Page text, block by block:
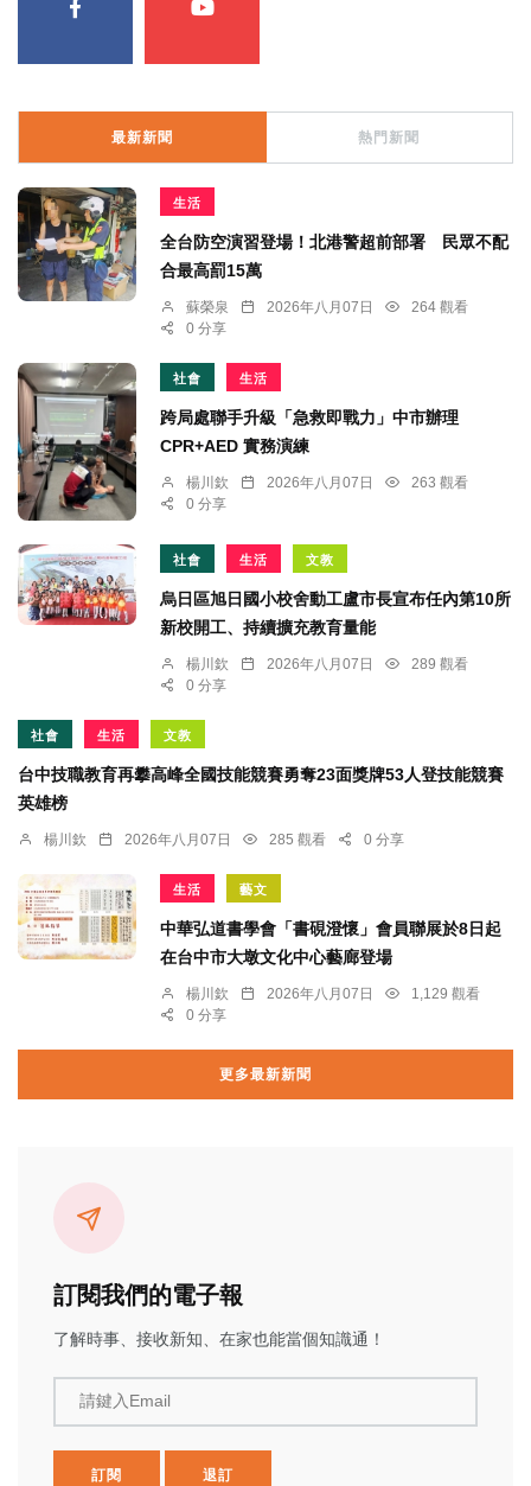
最新新聞 熱門新聞
生活
全台防空演習登場！北港警超前部署 民眾不配
合最高罰15萬
蘇榮泉 2026年八月07日
264 觀看
0 分享
社會 生活
跨局處聯手升級「急救即戰力」中市辦理
CPR+AED 實務演練
楊川欽 2026年八月07日
263 觀看
0 分享
社會 生活 文教
烏日區旭日國小校舍動工盧市長宣布任內第10所
新校開工、持續擴充教育量能
楊川欽 2026年八月07日
289 觀看
0 分享
社會 生活 文教
台中技職教育再攀高峰全國技能競賽勇奪23面獎牌53人登技能競賽
英雄榜
楊川欽 2026年八月07日 285 觀看 0 分享
生活 藝文
中華弘道書學會「書硯澄懷」會員聯展於8日起
在台中市大墩文化中心藝廊登場
楊川欽 2026年八月07日
1,129 觀看
0 分享
更多最新新聞
訂閱我們的電子報
了解時事、接收新知、在家也能當個知識通！
請鍵入Email
訂閱 退訂